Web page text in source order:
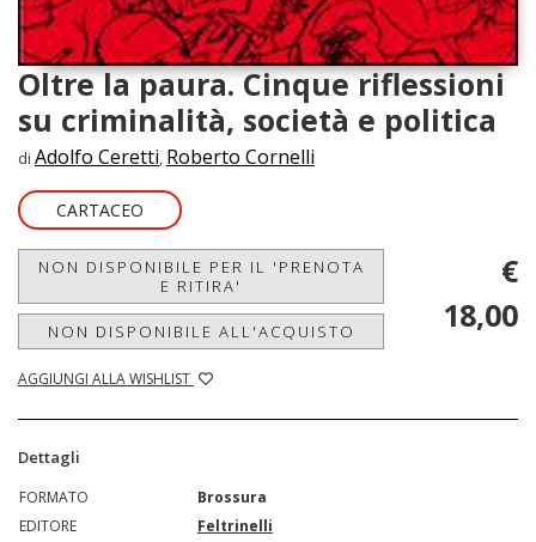
Oltre la paura. Cinque riflessioni
su criminalità, società e politica
di Adolfo Ceretti, Roberto Cornelli
CARTACEO
NON DISPONIBILE PER IL 'PRENOTA
E RITIRA'
NON DISPONIBILE ALL'ACQUISTO
AGGIUNGI ALLA WISHLIST
€
18,00
Dettagli
FORMATO
Brossura
EDITORE
Feltrinelli